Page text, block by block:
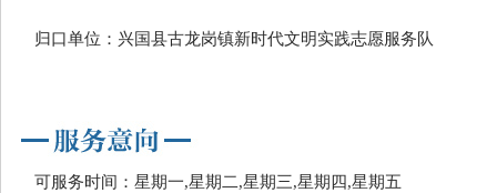
归口单位：兴国县古龙岗镇新时代文明实践志愿服务队
可服务时间：星期一,星期二,星期三,星期四,星期五